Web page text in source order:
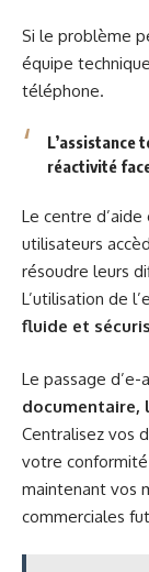
Si le problème
équipe
téléphone.
L’assistance
réactivité
Le centre
utilisateurs
résoudre leurs
L’utilisation de
fluide et
Le passage
documentaire,
Centralisez vos
votre
maintenant vos
commerciales